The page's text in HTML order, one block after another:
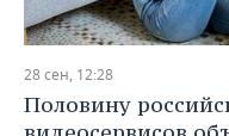
28 сен, 12:28
Половину